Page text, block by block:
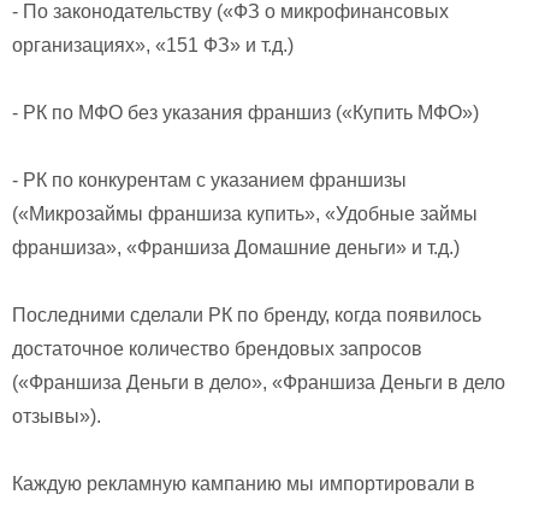
- По законодательству («ФЗ о микрофинансовых
организациях», «151 ФЗ» и т.д.)
- РК по МФО без указания франшиз («Купить МФО»)
- РК по конкурентам с указанием франшизы
(«Микрозаймы франшиза купить», «Удобные займы
франшиза», «Франшиза Домашние деньги» и т.д.)
Последними сделали РК по бренду, когда появилось
достаточное количество брендовых запросов
(«Франшиза Деньги в дело», «Франшиза Деньги в дело
отзывы»).
Каждую рекламную кампанию мы импортировали в